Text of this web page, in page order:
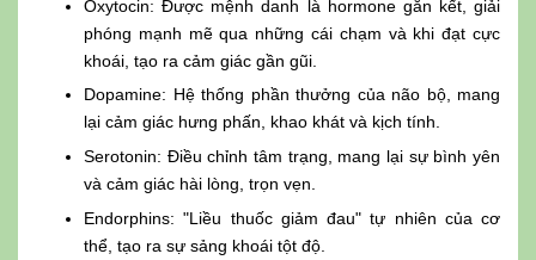
Oxytocin: Được mệnh danh là hormone gắn kết, giải
phóng mạnh mẽ qua những cái chạm và khi đạt cực
khoái, tạo ra cảm giác gần gũi.
Dopamine: Hệ thống phần thưởng của não bộ, mang
lại cảm giác hưng phấn, khao khát và kịch tính.
Serotonin: Điều chỉnh tâm trạng, mang lại sự bình yên
và cảm giác hài lòng, trọn vẹn.
Endorphins: "Liều thuốc giảm đau" tự nhiên của cơ
thể, tạo ra sự sảng khoái tột độ.